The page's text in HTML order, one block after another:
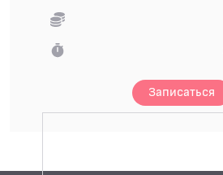
Записаться